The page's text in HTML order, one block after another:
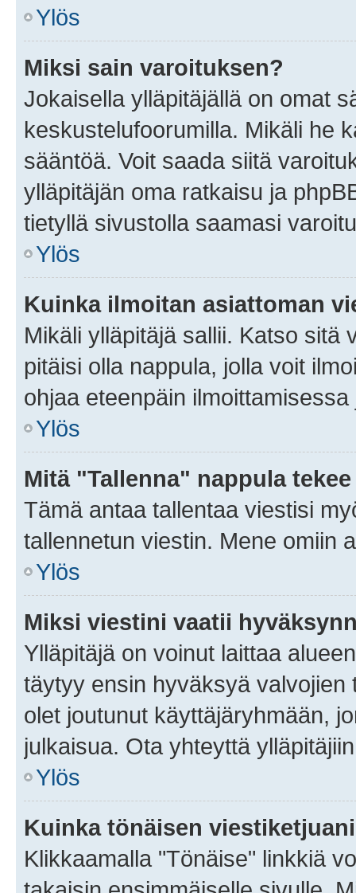
Ylös
Miksi sain varoituksen?
Jokaisella ylläpitäjällä on omat
keskustelufoorumilla. Mikäli he
sääntöä. Voit saada siitä
ylläpitäjän oma ratkaisu ja
tietyllä sivustolla saamasi
Ylös
Kuinka ilmoitan asiattoman
Mikäli ylläpitäjä sallii. Katso sitä
pitäisi olla nappula, jolla voit
ohjaa eteenpäin
Ylös
Mitä "Tallenna" nappula
Tämä antaa tallentaa viestisi
tallennetun viestin. Mene omiin
Ylös
Miksi viestini vaatii
Ylläpitäjä on voinut laittaa
täytyy ensin hyväksyä
olet joutunut käyttäjäryhmään,
julkaisua. Ota yhteyttä
Ylös
Kuinka tönäisen
Klikkaamalla "Tönäise" linkkiä